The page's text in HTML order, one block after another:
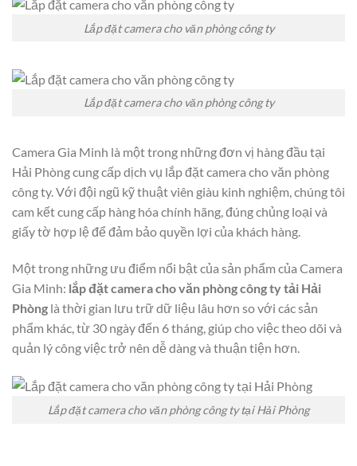
Lắp đặt camera cho văn phòng công ty
Lắp đặt camera cho văn phòng công ty
Camera Gia Minh là một trong những đơn vị hàng đầu tại
Hải Phòng cung cấp dịch vụ lắp đặt camera cho văn phòng
công ty. Với đội ngũ kỹ thuật viên giàu kinh nghiệm, chúng tôi
cam kết cung cấp hàng hóa chính hãng, đúng chủng loại và
giấy tờ hợp lệ để đảm bảo quyền lợi của khách hàng.
Một trong những ưu điểm nổi bật của sản phẩm của Camera
Gia Minh: lắp đặt camera cho văn phòng công ty tải Hải
Phòng là thời gian lưu trữ dữ liệu lâu hơn so với các sản
phẩm khác, từ 30 ngày đến 6 tháng, giúp cho việc theo dõi và
quản lý công việc trở nên dễ dàng và thuận tiện hơn.
Lắp đặt camera cho văn phòng công ty tại Hải Phòng